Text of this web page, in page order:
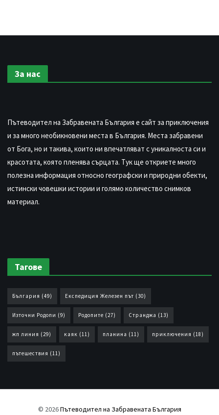
За нас
Пътеводител на Забравената България е сайт за приключения
и за много необикновени места в България. Места забравени
от Бога, но и такива, които ни впечатляват с уникалноста си и
красотата, която пленява сърцата. Тук ще откриете много
полезна информация относно географски и природни обекти,
истински човешки истории и голямо количество снимков
материал.
Тагове
България (49) Експедиция Железен път (30)
Източни Родопи (9) Родопите (27) Странджа (13)
жп линия (29) каяк (11) планина (11) приключения (18)
пътешествия (11)
© 2026Пътеводител на Забравената България